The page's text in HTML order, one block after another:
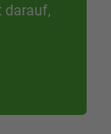
darauf,